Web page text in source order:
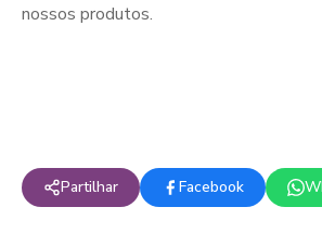
nossos produtos.
Partilhar Facebook